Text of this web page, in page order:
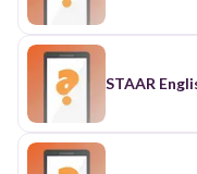
STAAR